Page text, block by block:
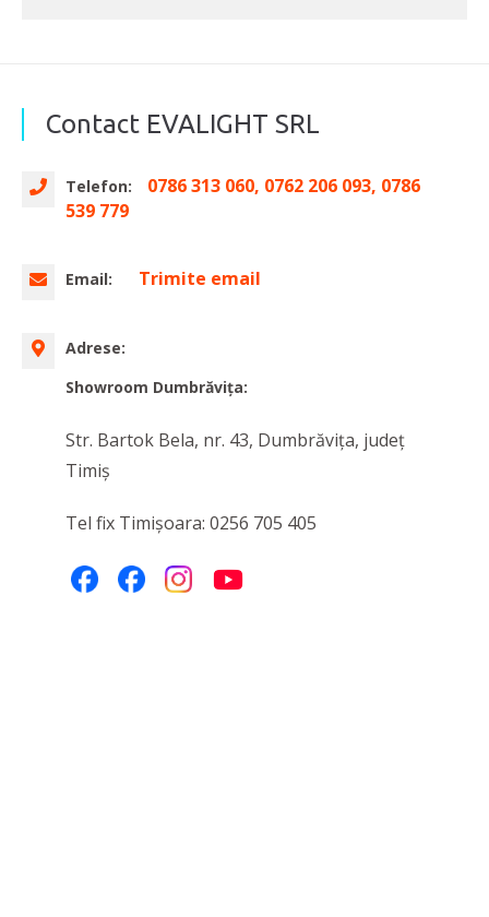
Contact EVALIGHT SRL
Telefon:
0786 313 060, 0762 206 093, 0786
539 779
Email: Trimite email
Adrese:
Showroom Dumbrăvița:
Str. Bartok Bela, nr. 43, Dumbrăvița, judeţ
Timiș
Tel fix Timișoara: 0256 705 405